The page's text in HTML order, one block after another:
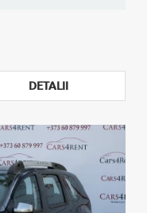
DETALII